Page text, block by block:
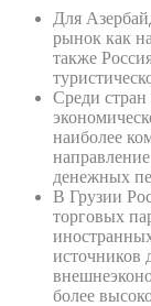
Для
рынок как
также
Среди
наиболее
денежных
В Грузии
торговых
источников
более